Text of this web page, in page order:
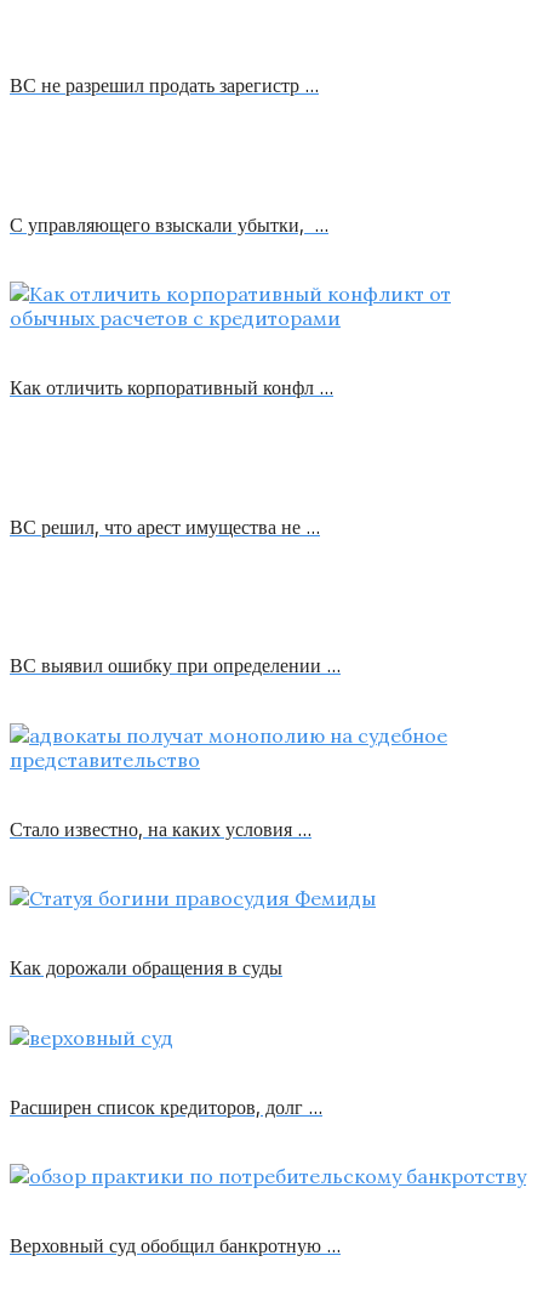
ВС не разрешил продать зарегистр …
С управляющего взыскали убытки, …
Как отличить корпоративный конфл …
ВС решил, что арест имущества не …
ВС выявил ошибку при определении …
Стало известно, на каких условия …
Как дорожали обращения в суды
Расширен список кредиторов, долг …
Верховный суд обобщил банкротную …